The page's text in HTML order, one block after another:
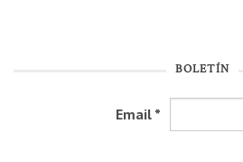
BOLETÍN
Email *